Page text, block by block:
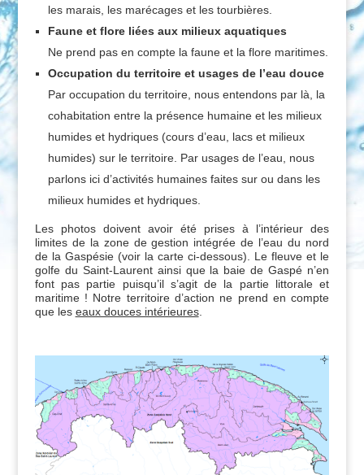
les marais, les marécages et les tourbières.
Faune et flore liées aux milieux aquatiques
Ne prend pas en compte la faune et la flore maritimes.
Occupation du territoire et usages de l’eau douce
Par occupation du territoire, nous entendons par là, la
cohabitation entre la présence humaine et les milieux
humides et hydriques (cours d’eau, lacs et milieux
humides) sur le territoire. Par usages de l’eau, nous
parlons ici d’activités humaines faites sur ou dans les
milieux humides et hydriques.
Les photos doivent avoir été prises à l’intérieur des
limites de la zone de gestion intégrée de l’eau du nord
de la Gaspésie (voir la carte ci-dessous). Le fleuve et le
golfe du Saint-Laurent ainsi que la baie de Gaspé n’en
font pas partie puisqu’il s’agit de la partie littorale et
maritime ! Notre territoire d’action ne prend en compte
que les eaux douces intérieures.